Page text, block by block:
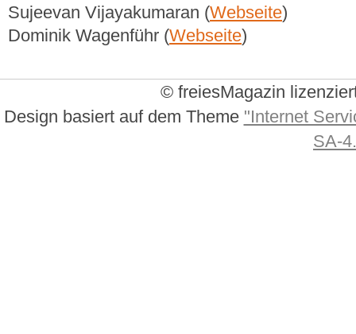
Sujeevan Vijayakumaran (Webseite)
Dominik Wagenführ (Webseite)
© freiesMagazin
Design basiert auf dem Theme "Internet
SA-